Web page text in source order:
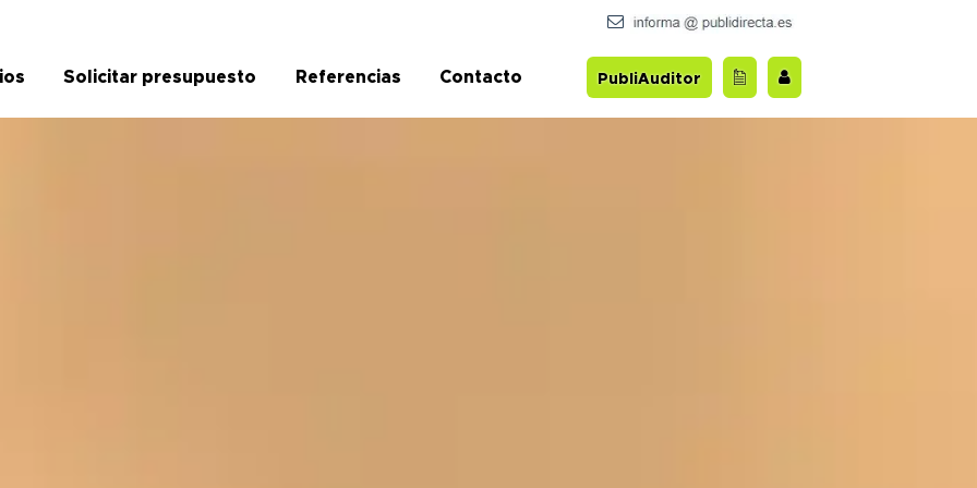
Solicitar presupuesto Referencias Contacto PubliAuditor